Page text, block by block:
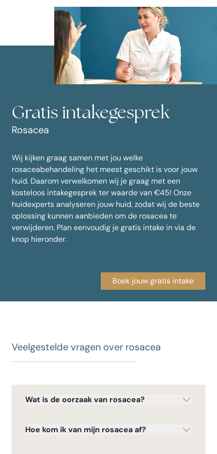
Gratis intakegesprek
Rosacea
Wij kijken graag samen met jou welke
rosaceabehandeling het meest geschikt is voor jouw
huid. Daarom verwelkomen wij je graag met een
kosteloos intakegesprek ter waarde van €45! Onze
huidexperts analyseren jouw huid, zodat wij de beste
oplossing kunnen aanbieden om de rosacea te
verwijderen. Plan eenvoudig je gratis intake in via de
knop hieronder.
Boek jouw gratis intake
Veelgestelde vragen over rosacea
Wat is de oorzaak van rosacea?
Hoe kom ik van mijn rosacea af?